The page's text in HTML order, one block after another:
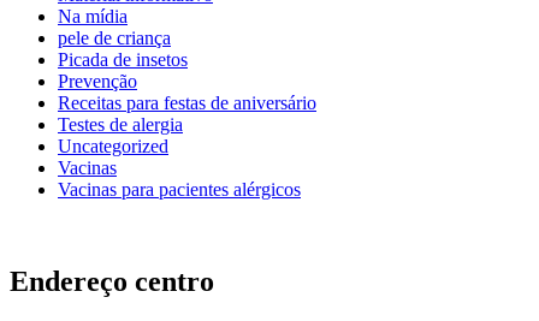
Na mídia
pele de criança
Picada de insetos
Prevenção
Receitas para festas de aniversário
Testes de alergia
Uncategorized
Vacinas
Vacinas para pacientes alérgicos
Endereço centro